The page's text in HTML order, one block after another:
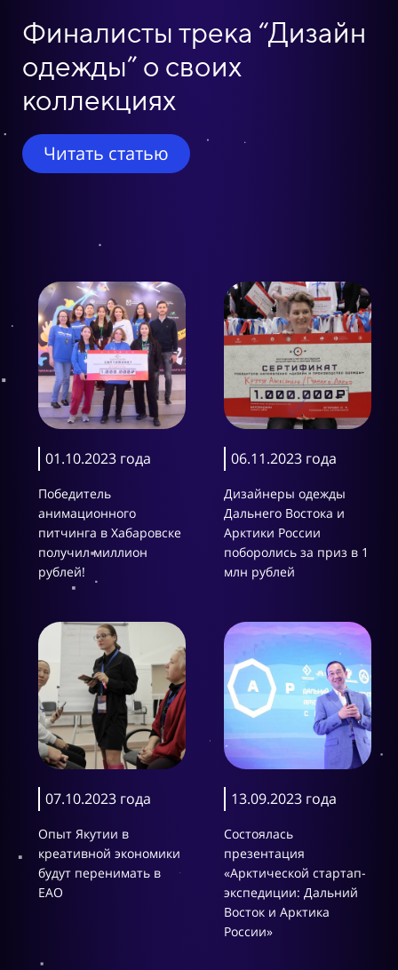
Финалисты трека “Дизайн
одежды” о своих
коллекциях
Читать статью
01.10.2023 года
Победитель
анимационного
питчинга в Хабаровске
получил миллион
рублей!
06.11.2023 года
Дизайнеры одежды
Дальнего Востока и
Арктики России
поборолись за приз в 1
млн рублей
07.10.2023 года
Опыт Якутии в
креативной экономики
будут перенимать в
ЕАО
13.09.2023 года
Состоялась
презентация
«Арктической стартап-
экспедиции: Дальний
Восток и Арктика
России»